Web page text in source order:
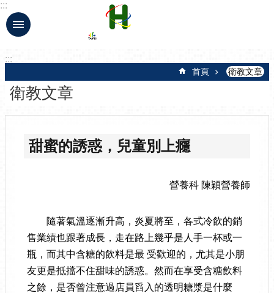
跳到主要內容區塊
:::
:::
首頁 衛教文章
衛教文章
甜蜜的誘惑，兒童別上癮
營養科 陳穎營養師
隨著氣溫逐漸升高，炎夏將至，各式冷飲的銷
售業績也跟著成長，走在路上幾乎是人手一杯或一
瓶，而其中含糖的飲料是最 受歡迎的，尤其是小朋
友更是抵擋不住甜味的誘惑。然而在享受含糖飲料
之餘，是否曾注意過店員舀入的透明糖漿是什麼